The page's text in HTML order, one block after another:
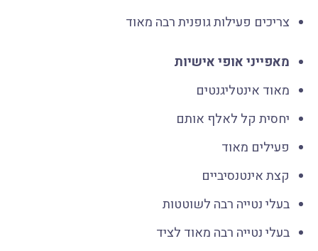
צריכים פעילות גופנית רבה מאוד
מאפייני אופי אישיות
מאוד אינטליגנטים
יחסית קל לאלף אותם
פעילים מאוד
קצת אינטנסיביים
בעלי נטייה רבה לשוטטות
בעלי נטייה רבה מאוד לציד